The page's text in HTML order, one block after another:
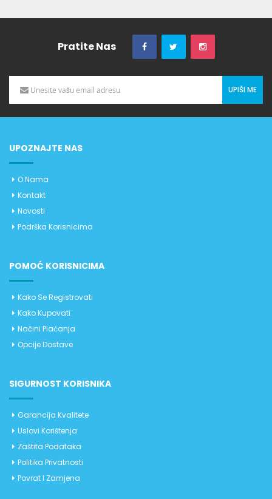
Pratite Nas
UPIŠI ME
UPOZNAJTE NAS
O Nama
Kontakt
Novosti
Podrška Korisnicima
POMOĆ KORISNICIMA
Kako Se Registrovati
Kako Kupovati
Načini Plaćanja
Opcije Dostave
SIGURNOST KORISNIKA
Garancija Kvalitete
Uslovi Korištenja
Zaštita Podataka
Politika Privatnosti
Povrat I Zamjena